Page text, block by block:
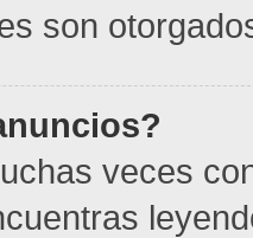
son
veces